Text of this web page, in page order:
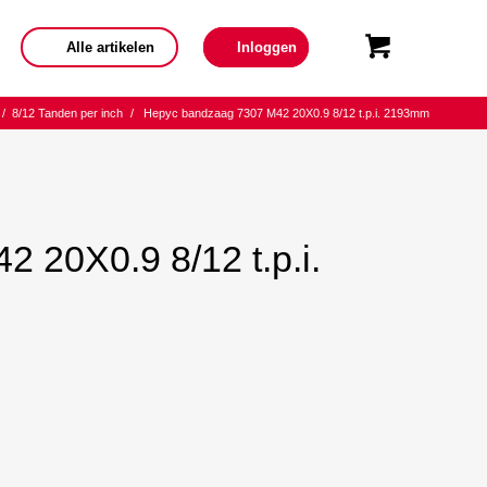
Alle artikelen Inloggen
/ 8/12 Tanden per inch / Hepyc bandzaag 7307 M42 20X0.9 8/12 t.p.i. 2193mm
20X0.9 8/12 t.p.i.